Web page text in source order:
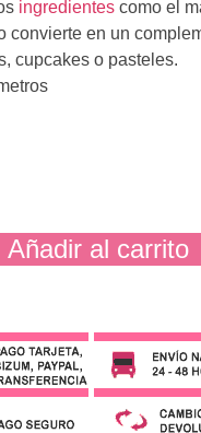
ingredientescomo el
convierte en un
cupcakes o pasteles.
Añadir al carrito